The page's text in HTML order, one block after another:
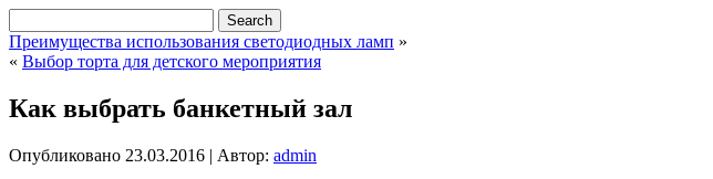
Преимущества использования светодиодных ламп »
« Выбор торта для детского мероприятия
Как выбрать банкетный зал
Опубликовано 23.03.2016 | Автор: admin